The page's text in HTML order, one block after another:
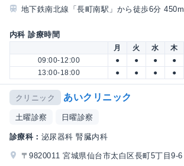
地下鉄南北線「長町南駅」から徒歩6分 450m
内科 診療時間
月 火 水 木
09:00-12:00
● ● ● ●
13:00-18:00
● ● ● ●
クリニック あいクリニック
土曜診察 日曜診察
診療科： 泌尿器科 腎臓内科
〒9820011 宮城県仙台市太白区長町5丁目9-6